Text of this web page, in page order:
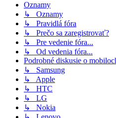
Oznamy
↳ Oznamy
↳ Pravidlá fóra
↳ Prečo sa zaregistrovať?
↳ Pre vedenie fóra...
↳ Od vedenia fóra...
Podrobné diskusie o
↳ Samsung
↳ Apple
↳ HTC
↳ LG
↳ Nokia